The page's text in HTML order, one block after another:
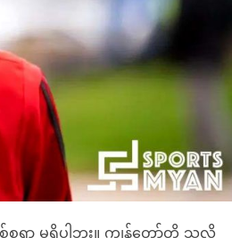
ာ မရှိပါဘူး။ ကျွန်တော်တို့ သူ့လို